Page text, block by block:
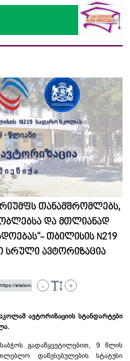
თანამშრომლებს,
და მთლიანად
თბილისის N219
სრული ავტორიზაცია
- +
ავტორიზაციის სტანდარტები
გადაწყვეტილებით, 9 წლის
დაწესებულების სტატუსი